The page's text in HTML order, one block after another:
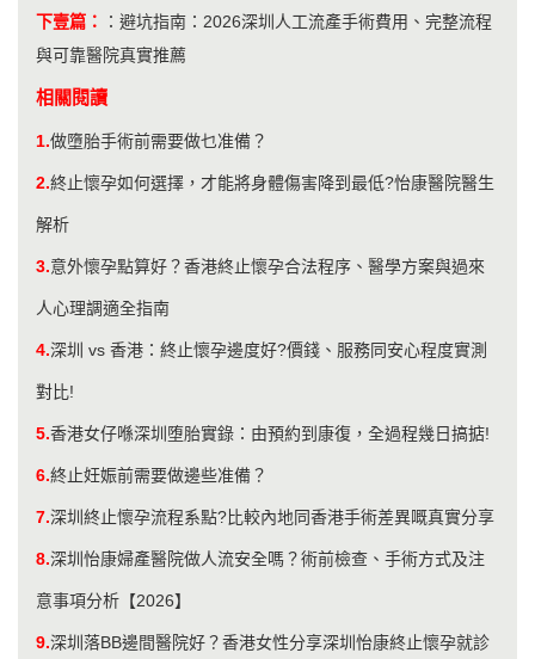
下壹篇：
： 避坑指南：2026深圳人工流產手術費用、完整流程
與可靠醫院真實推薦
相關閱讀
1.做墮胎手術前需要做乜准備？
2.終止懷孕如何選擇，才能將身體傷害降到最低?怡康醫院醫生
解析
3.意外懷孕點算好？香港終止懷孕合法程序、醫學方案與過來
人心理調適全指南
4.深圳 vs 香港：終止懷孕邊度好?價錢、服務同安心程度實測
對比!
5.香港女仔喺深圳堕胎實錄：由預約到康復，全過程幾日搞掂!
6.終止妊娠前需要做邊些准備？
7.深圳終止懷孕流程系點?比較內地同香港手術差異嘅真實分享
8.深圳怡康婦產醫院做人流安全嗎？術前檢查、手術方式及注
意事項分析【2026】
9.深圳落BB邊間醫院好？香港女性分享深圳怡康終止懷孕就診